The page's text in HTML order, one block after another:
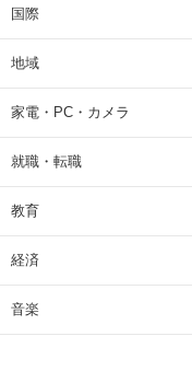
国際
地域
家電・PC・カメラ
就職・転職
教育
経済
音楽